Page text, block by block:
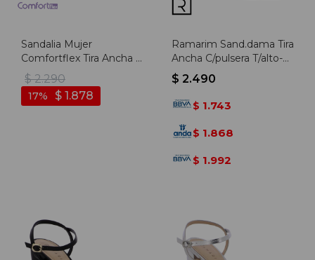
Sandalia Mujer
Comfortflex Tira Ancha Y
Pulsera Con Hebilla -
Negro
$ 2.290
$ 1.878
17
Ramarim Sand.dama Tira
Ancha C/pulsera T/alto-
plataforma - Oro - Oro
$ 2.490
$ 1.743
$ 1.868
$ 1.992